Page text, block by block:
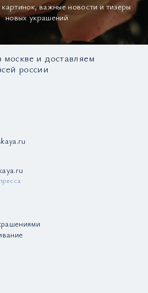
важные новости и тизеры
новых украшений
и доставляем
россии